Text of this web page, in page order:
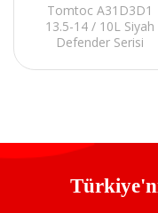
Tomtoc A31D3D1
13.5-14 / 10L Siyah
Defender Serisi